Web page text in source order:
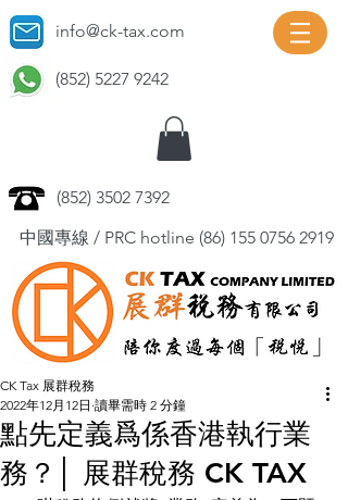
info@ck-tax.com
(852) 5227 9242
(852) 3502 7392
中國專線 / PRC hotline (86) 155 0756 2919
點先定義爲係香港執行業
務？│ 展群稅務 CK TAX
CK Tax 展群稅務
2022年12月12日 讀畢需時 2 分鐘